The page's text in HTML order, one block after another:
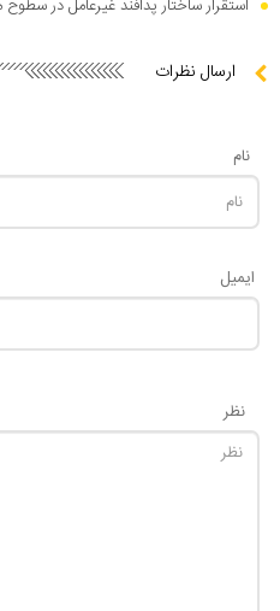
استقرار ساختار پدافند غیرعامل در
ارسال نظرات
نام
ایمیل
نظر